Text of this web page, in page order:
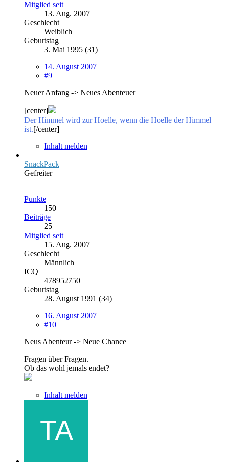
Mitglied seit
13. Aug. 2007
Geschlecht
Weiblich
Geburtstag
3. Mai 1995 (31)
14. August 2007
#9
Neuer Anfang -> Neues Abenteuer
[center]
Der Himmel wird zur Hoelle, wenn die Hoelle der Himmel
ist.[/center]
Inhalt melden
SnackPack
Gefreiter
Punkte
150
Beiträge
25
Mitglied seit
15. Aug. 2007
Geschlecht
Männlich
ICQ
478952750
Geburtstag
28. August 1991 (34)
16. August 2007
#10
Neus Abenteur -> Neue Chance
Fragen über Fragen.
Ob das wohl jemals endet?
Inhalt melden